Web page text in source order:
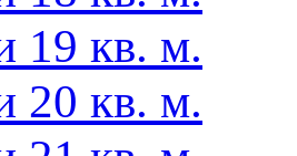
19 кв. м.
20 кв. м.